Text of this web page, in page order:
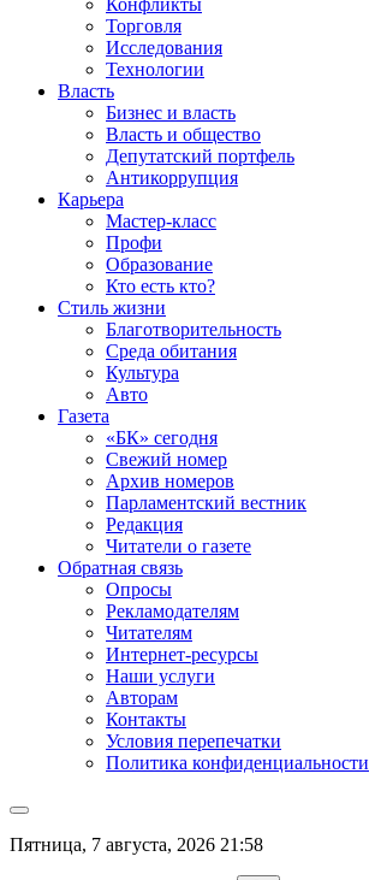
Конфликты
Торговля
Исследования
Технологии
Власть
Бизнес и власть
Власть и общество
Депутатский портфель
Антикоррупция
Карьера
Мастер-класс
Профи
Образование
Кто есть кто?
Стиль жизни
Благотворительность
Среда обитания
Культура
Авто
Газета
«БК» сегодня
Свежий номер
Архив номеров
Парламентский вестник
Редакция
Читатели о газете
Обратная связь
Опросы
Рекламодателям
Читателям
Интернет-ресурсы
Наши услуги
Авторам
Контакты
Условия перепечатки
Политика конфиденциальности
Пятница, 7 августа, 2026 21:58